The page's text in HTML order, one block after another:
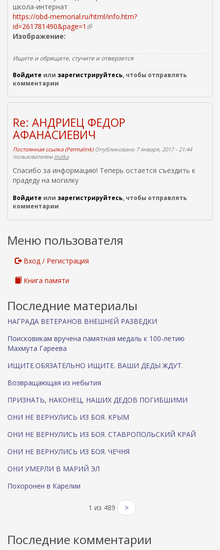
школа-интернат
https://obd-memorial.ru/html/info.htm?
id=261781490&page=1 (
е
н
я
с
ы
л
а
Изображение:
Ищите и обрящете, стучите и отверзется
Войдите или зарегистрируйтесь, чтобы отправлять
комментарии
Re: АНДРИЕЦ ФЕДОР
АФАНАСИЕВИЧ
Постоянная ссылка (Permalink)Опубликовано 7 января, 2017 - 21:44
пользователем irutka
Спасибо за информацию! Теперь остается съездить к
прадеду на могилку
Войдите или зарегистрируйтесь, чтобы отправлять
комментарии
Меню пользователя
Вход / Регистрация
Книга памяти
Последние материалы
НАГРАДА ВЕТЕРАНОВ ВНЕШНЕЙ РАЗВЕДКИ
Поисковикам вручена памятная медаль к 100-летию
Махмута Гареева
ИЩИТЕ.ОБЯЗАТЕЛЬНО ИЩИТЕ. ВАШИ ДЕДЫ ЖДУТ.
Возвращающая из небытия
ПРИЗНАТЬ, НАКОНЕЦ, НАШИХ ДЕДОВ ПОГИБШИМИ
ОНИ НЕ ВЕРНУЛИСЬ ИЗ БОЯ. КРЫМ
ОНИ НЕ ВЕРНУЛИСЬ ИЗ БОЯ. СТАВРОПОЛЬСКИЙ КРАЙ
ОНИ НЕ ВЕРНУЛИСЬ ИЗ БОЯ. ЧЕЧНЯ
ОНИ УМЕРЛИ В МАРИЙ ЭЛ
Похоронен в Карелии
1 из 489 >
Последние комментарии